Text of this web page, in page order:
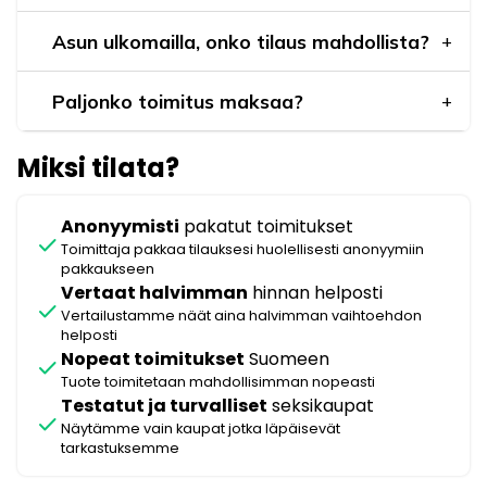
Asun ulkomailla, onko tilaus mahdollista?
Paljonko toimitus maksaa?
Miksi tilata?
check
Anonyymisti pakatut toimitukset
Toimittaja pakkaa tilauksesi huolellisesti anonyymiin
pakkaukseen
check
Vertaat halvimman hinnan helposti
Vertailustamme näät aina halvimman vaihtoehdon
helposti
check Nopeat toimitukset Suomeen
Tuote toimitetaan mahdollisimman nopeasti
check
Testatut ja turvalliset seksikaupat
Näytämme vain kaupat jotka läpäisevät
tarkastuksemme